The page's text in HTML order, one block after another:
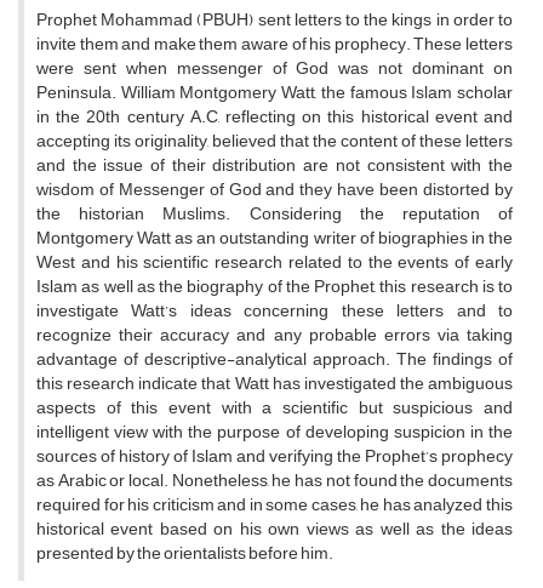
Prophet Mohammad (PBUH) sent letters to the kings in order to
invite them and make them aware of his prophecy. These letters
were sent when messenger of God was not dominant on
Peninsula. William Montgomery Watt, the famous Islam scholar
in the 20th century A.C, reflecting on this historical event and
accepting its originality, believed that the content of these letters
and the issue of their distribution are not consistent with the
wisdom of Messenger of God and they have been distorted by
the historian Muslims. Considering the reputation of
Montgomery Watt as an outstanding writer of biographies in the
West and his scientific research related to the events of early
Islam as well as the biography of the Prophet, this research is to
investigate Watt’s ideas concerning these letters and to
recognize their accuracy and any probable errors via taking
advantage of descriptive-analytical approach. The findings of
this research indicate that Watt has investigated the ambiguous
aspects of this event with a scientific but suspicious and
intelligent view with the purpose of developing suspicion in the
sources of history of Islam and verifying the Prophet’s prophecy
as Arabic or local. Nonetheless, he has not found the documents
required for his criticism and in some cases, he has analyzed this
historical event based on his own views as well as the ideas
presented by the orientalists before him.